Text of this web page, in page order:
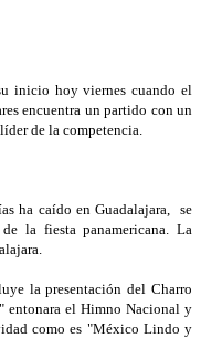
inicio hoy viernes cuando el
encuentra un partido con un
de la competencia.
ha caído en Guadalajara, se
la fiesta panamericana. La
la presentación del Charro
entonara el Himno Nacional y
como es "México Lindo y